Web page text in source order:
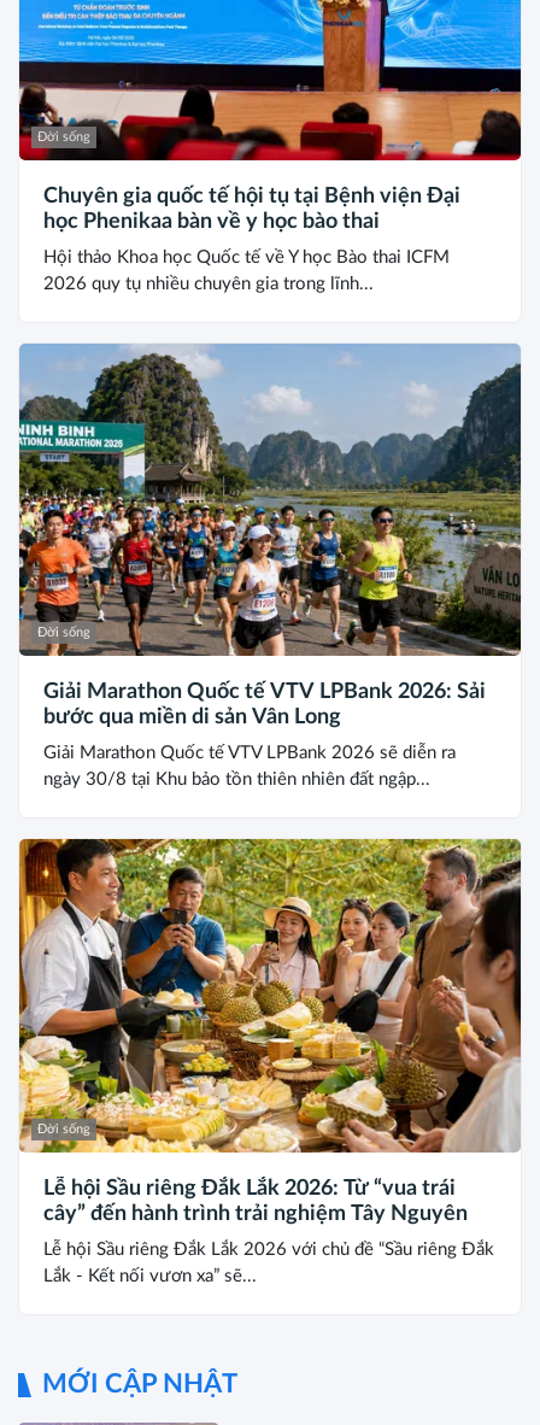
Đời sống
Chuyên gia quốc tế hội tụ tại Bệnh viện Đại
học Phenikaa bàn về y học bào thai
Hội thảo Khoa học Quốc tế về Y học Bào thai ICFM
2026 quy tụ nhiều chuyên gia trong lĩnh...
Đời sống
Giải Marathon Quốc tế VTV LPBank 2026: Sải
bước qua miền di sản Vân Long
Giải Marathon Quốc tế VTV LPBank 2026 sẽ diễn ra
ngày 30/8 tại Khu bảo tồn thiên nhiên đất ngập...
Đời sống
Lễ hội Sầu riêng Đắk Lắk 2026: Từ “vua trái
cây” đến hành trình trải nghiệm Tây Nguyên
Lễ hội Sầu riêng Đắk Lắk 2026 với chủ đề “Sầu riêng Đắk
Lắk - Kết nối vươn xa” sẽ...
MỚI CẬP NHẬT